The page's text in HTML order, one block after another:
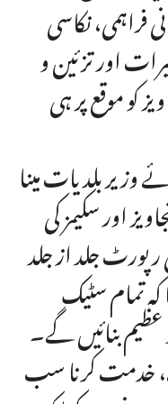
نکاسی
اور تزئین و
کو موقع پر ہی
بلدیات مینا
اور سکیمز کی
رپورٹ جلد از جلد
تمام سٹیک
عظیم بنائیں گے۔
خدمت کرنا سب